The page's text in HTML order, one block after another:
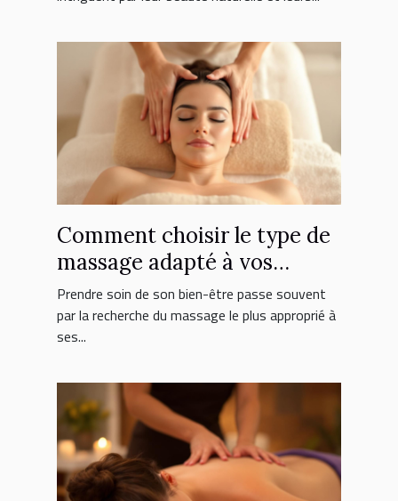
Comment choisir le type de
massage adapté à vos
besoins ?
Prendre soin de son bien-être passe souvent
par la recherche du massage le plus approprié à
ses...